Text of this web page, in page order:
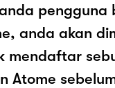
pengguna
anda akan
mendaftar
Atome